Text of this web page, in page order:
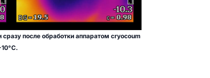
после обработки аппаратом cryocoum